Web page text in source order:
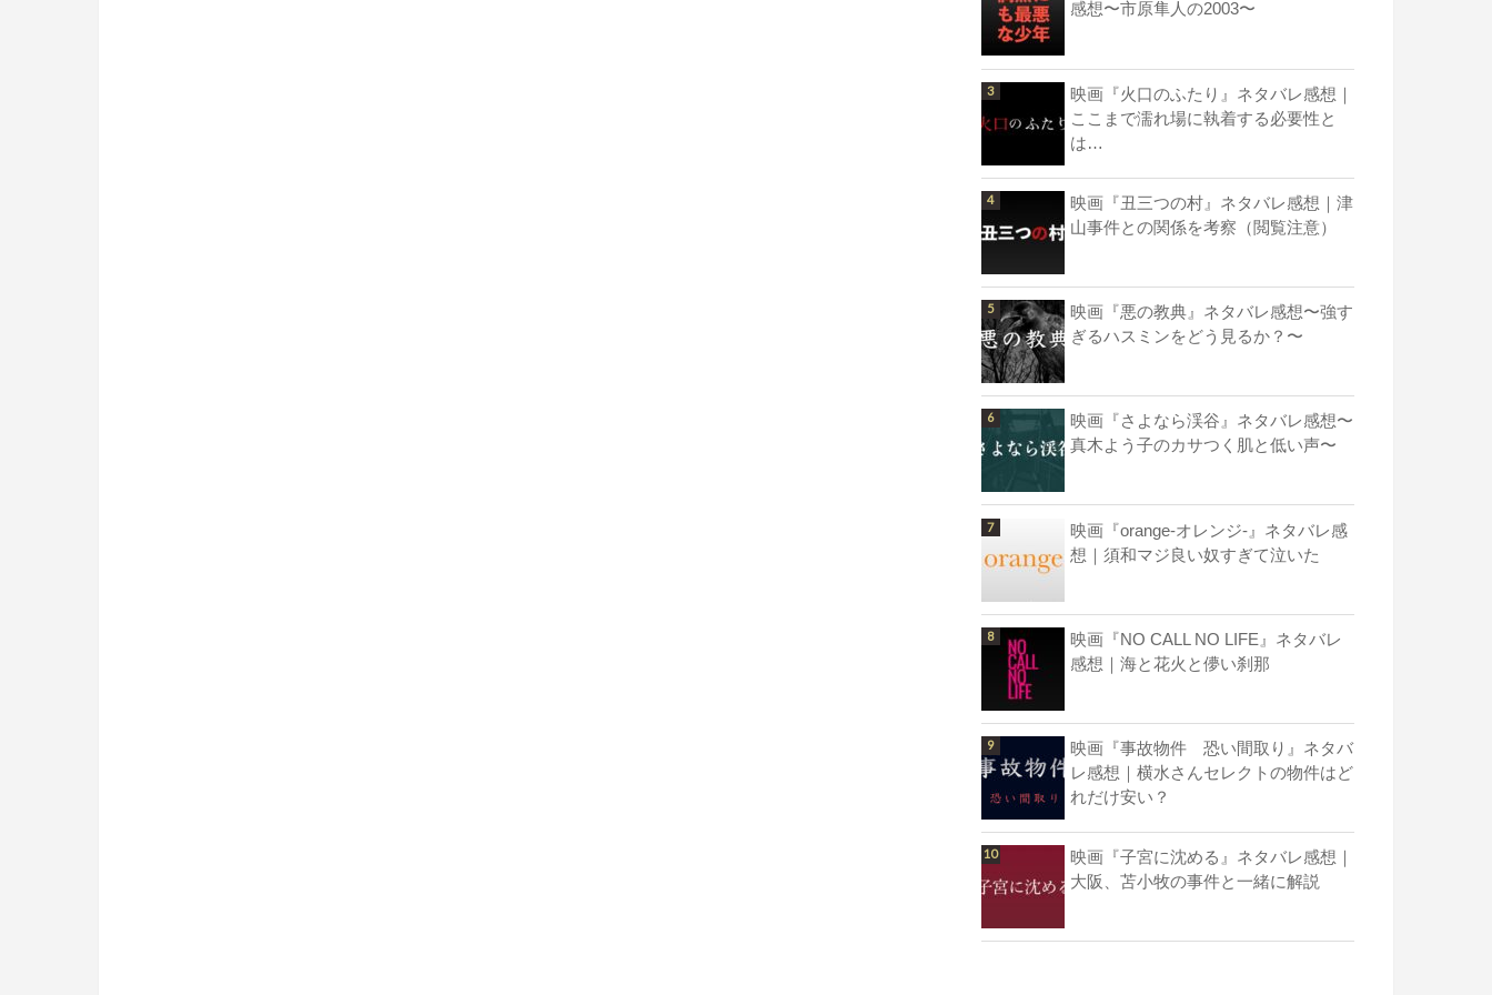
感想〜市原隼人の2003〜
映画『火口のふたり』ネタバレ感想｜
ここまで濡れ場に執着する必要性と
は…
映画『丑三つの村』ネタバレ感想｜津
山事件との関係を考察（閲覧注意）
映画『悪の教典』ネタバレ感想〜強す
ぎるハスミンをどう見るか？〜
映画『さよなら渓谷』ネタバレ感想〜
真木よう子のカサつく肌と低い声〜
映画『orange-オレンジ-』ネタバレ感
想｜須和マジ良い奴すぎて泣いた
映画『NO CALL NO LIFE』ネタバレ
感想｜海と花火と儚い刹那
映画『事故物件 恐い間取り』ネタバ
レ感想｜横水さんセレクトの物件はど
れだけ安い？
映画『子宮に沈める』ネタバレ感想｜
大阪、苫小牧の事件と一緒に解説